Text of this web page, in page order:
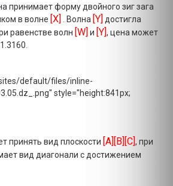
принимает форму двойного зиг зага
в волне [X] . Волна [Y] достигла
равенстве волн [W] и [Y], цена может
default/files/inline-
style="height:841px;
принять вид плоскости [A][B][C], при
вид диагонали с достижением